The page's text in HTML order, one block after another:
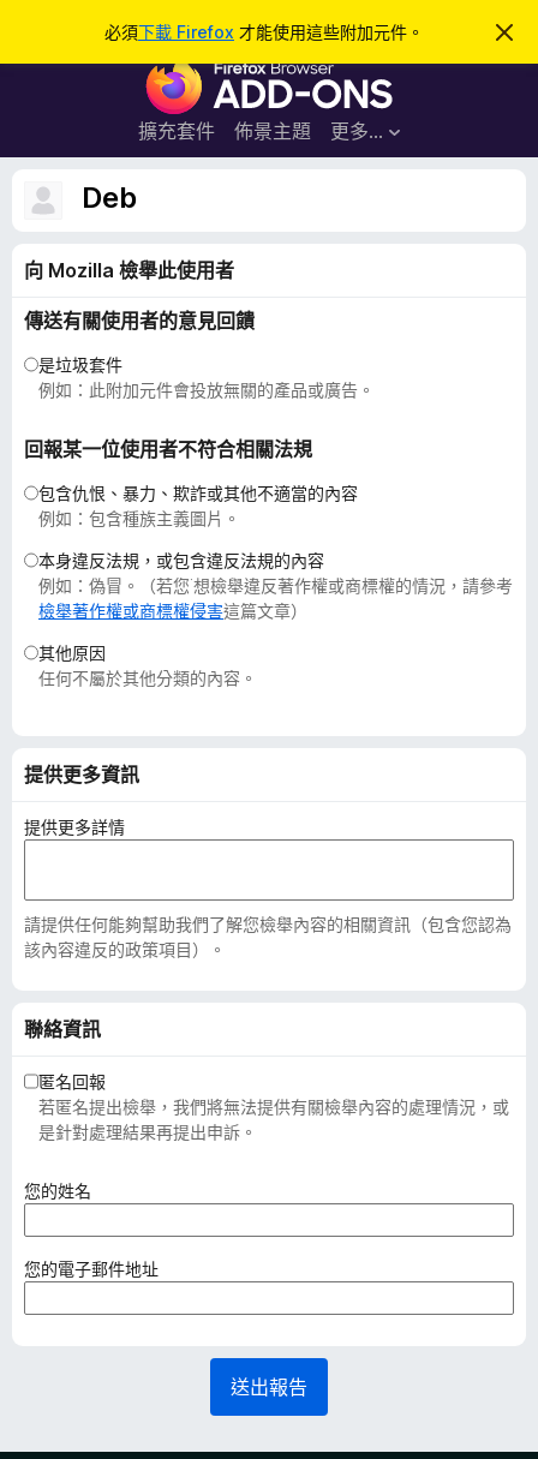
必須下載 Firefox 才能使用這些附加元件。
忽
此
F
r
e
加
件
擴充套件 佈景主題 更多…
登入
Deb
向 Mozilla 檢舉此使用者
傳送有關使用者的意見回饋
是垃圾套件
例如：此附加元件會投放無關的產品或廣告。
回報某一位使用者不符合相關法規
包含仇恨、暴力、欺詐或其他不適當的內容
例如：包含種族主義圖片。
本身違反法規，或包含違反法規的內容
例如：偽冒。（若您˙想檢舉違反著作權或商標權的情況，請參考
檢舉著作權或商標權侵害這篇文章）
其他原因
任何不屬於其他分類的內容。
提供更多資訊
提供更多詳情
請提供任何能夠幫助我們了解您檢舉內容的相關資訊（包含您認為
該內容違反的政策項目）。
聯絡資訊
匿名回報
若匿名提出檢舉，我們將無法提供有關檢舉內容的處理情況，或
是針對處理結果再提出申訴。
您的姓名
填
）
您的電子郵件地址（
填
送出報告